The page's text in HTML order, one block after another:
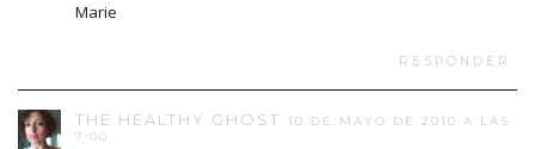
Marie
RESPONDER
THE HEALTHY GHOST
10 DE MAYO DE 2010 A LAS
7:00